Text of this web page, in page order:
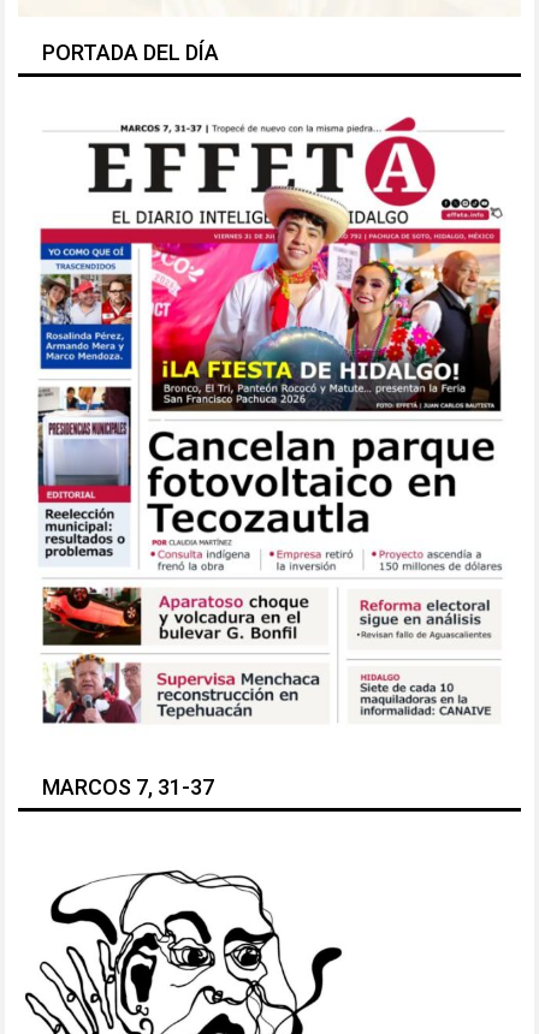
PORTADA DEL DÍA
MARCOS 7, 31-37